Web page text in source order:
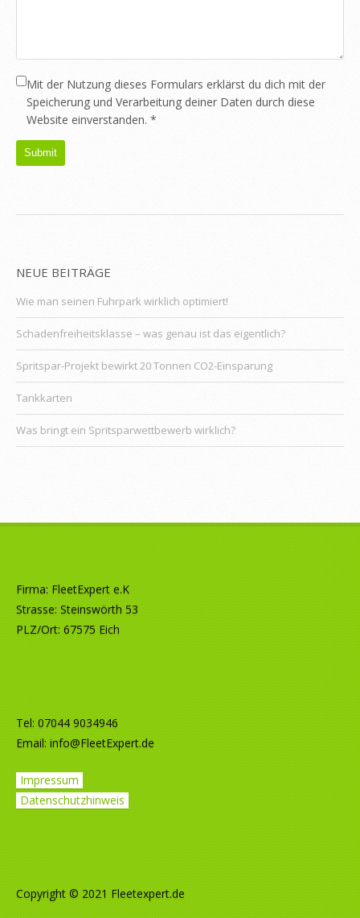
Mit der Nutzung dieses Formulars erklärst du dich mit der
Speicherung und Verarbeitung deiner Daten durch diese
Website einverstanden. *
NEUE BEITRÄGE
Wie man seinen Fuhrpark wirklich optimiert!
Schadenfreiheitsklasse – was genau ist das eigentlich?
Spritspar-Projekt bewirkt 20 Tonnen CO2-Einsparung
Tankkarten
Was bringt ein Spritsparwettbewerb wirklich?
Firma: FleetExpert e.K
Strasse: Steinswörth 53
PLZ/Ort: 67575 Eich
Tel: 07044 9034946
Email:info@FleetExpert.de
Impressum
Datenschutzhinweis
Copyright © 2021 Fleetexpert.de